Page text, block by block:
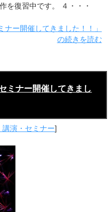
を復習中です。 ４・・・
ナー開催してきました！！」
の続きを読む
ミナー開催してきまし
講演・セミナー]